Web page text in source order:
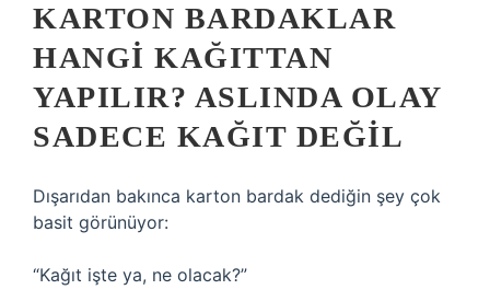
KARTON BARDAKLAR
HANGI KAĞITTAN
YAPILIR? ASLINDA OLAY
SADECE KAĞIT DEĞIL
Dışarıdan bakınca karton bardak dediğin şey çok
basit görünüyor:
“Kağıt işte ya, ne olacak?”